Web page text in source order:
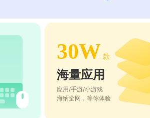
30W 款
海量应用
应用/手游/小游戏
海纳全网，等你体验